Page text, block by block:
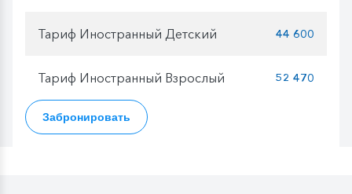
Тариф Иностранный Детский 44 600
Тариф Иностранный Взрослый 52 470
Забронировать